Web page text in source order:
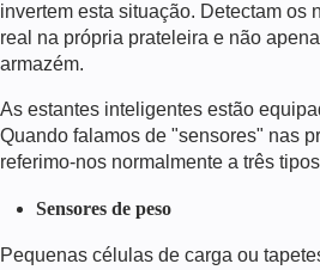
invertem esta situação. Detectam os
real na própria prateleira e não
armazém.
As estantes inteligentes estão
Quando falamos de "sensores" nas
referimo-nos normalmente a três
Sensores de peso
Pequenas células de carga ou